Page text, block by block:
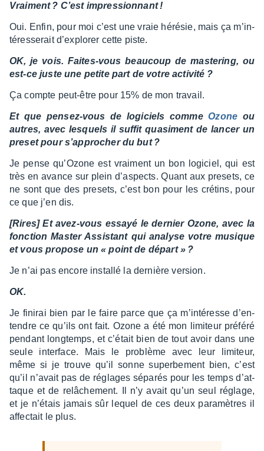
Vrai­ment ? C’est impres­sion­nant !
Oui. Enfin, pour moi c’est une vraie héré­sie, mais ça m’in­
té­res­se­rait d’ex­plo­rer cette piste.
OK, je vois. Faites-vous beau­coup de maste­ring, ou
est-ce juste une petite part de votre acti­vité ?
Ça compte peut-être pour 15% de mon travail.
Et que pensez-vous de logi­ciels commeOzone ou
autres, avec lesquels il suffit quasi­ment de lancer un
preset pour s’ap­pro­cher du but ?
Je pense qu’Ozone est vrai­ment un bon logi­ciel, qui est
très en avance sur plein d’as­pects. Quant aux presets, ce
ne sont que des presets, c’est bon pour les crétins, pour
ce que j’en dis.
[Rires] Et avez-vous essayé le dernier Ozone, avec la
fonc­tion Master Assis­tant qui analyse votre musique
et vous propose un « point de départ » ?
Je n’ai pas encore installé la dernière version.
OK.
Je fini­rai bien par le faire parce que ça m’in­té­resse d’en­
tendre ce qu’ils ont fait. Ozone a été mon limi­teur préféré
pendant long­temps, et c’était bien de tout avoir dans une
seule inter­face. Mais le problème avec leur limi­teur,
même si je trouve qu’il sonne super­be­ment bien, c’est
qu’il n’avait pas de réglages sépa­rés pour les temps d’at­
taque et de relâ­che­ment. Il n’y avait qu’un seul réglage,
et je n’étais jamais sûr lequel de ces deux para­mètres il
affec­tait le plus.